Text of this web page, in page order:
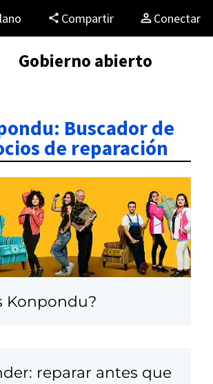
Compartir Conectar
Gobierno abierto
Buscador de
de reparación
Konpondu?
reparar antes que